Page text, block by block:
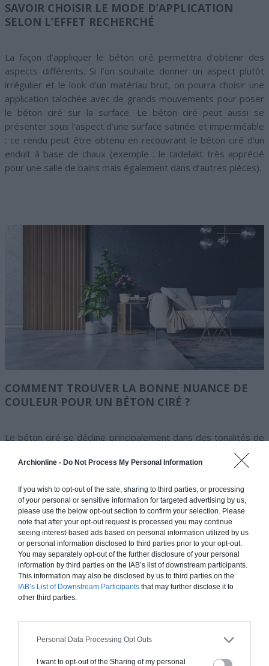
Archionline - Do Not Process My Personal Information
If you wish to opt-out of the sale, sharing to third parties, or processing
of your personal or sensitive information for targeted advertising by us,
please use the below opt-out section to confirm your selection. Please
note that after your opt-out request is processed you may continue
seeing interest-based ads based on personal information utilized by us
or personal information disclosed to third parties prior to your opt-out.
You may separately opt-out of the further disclosure of your personal
information by third parties on the IAB’s list of downstream participants.
This information may also be disclosed by us to third parties on the
IAB’s List of Downstream Participants that may further disclose it to
other third parties.
Personal Data Processing Opt Outs
I want to opt-out of the Sharing of my personal
SAVOIR CHOISIR LE MODE D’APPLICATION
SELON L’EFFET RECHERCHÉ
La façon d’appliquer le béton ciré permettra d’obtenir des
aspects différents. Si l’on souhaite donner un aspect plutôt
irrégulier et le look d’un matériau brut, on pourra choisir une
application talochée avec de grands mouvements pour poser
le béton ciré sur la surface. Le béton ciré peut aussi se
présenter sous l’aspect d’une surface satinée et imperméable
: ce rendu peut être obtenu en recouvrant le béton ciré d’un
enduit à base de chaux (exemple : le tadelakt très apprécié
pour une salle de bains mais également dans d’autres pièces).
COMMENT TROUVER LA BONNE NUANCE DE
COULEUR POUR UN BÉTON CIRÉ ?
Le béton ciré se décline principalement dans des tonalités de
gris, du plus clair au plus foncé comme l’anthracite. Si une autre
finition vient compléter la pose d’un béton ciré comme un
sera possible.
Les teintes de gris du béton ciré vont devoir être choisies en
fonction de la pièce concernée et de sa surface. Pour ne pas
écraser une pièce de petite surface, on privilégie des gammes
de couleurs claires et l’on évite le foncé comme l’anthracite.
Choisissez plutôt un béton ciré de teinte claire dans ce cas.
Cependant, si l’on souhaite ajouter un peu de profondeur à
une pièce, on pourra jouer sur deux tons et choisir un ton
foncé pour un seul pan de mur, les autres murs restant dans